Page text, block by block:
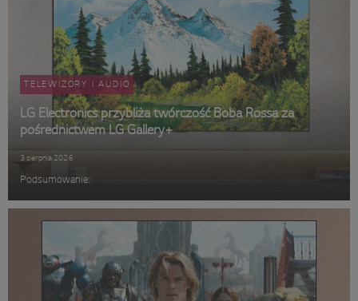
TELEWIZORY I AUDIO
LG Electronics przybliża twórczość Boba Rossa za
pośrednictwem LG Gallery+
3 sierpnia 2026
Podsumowanie: